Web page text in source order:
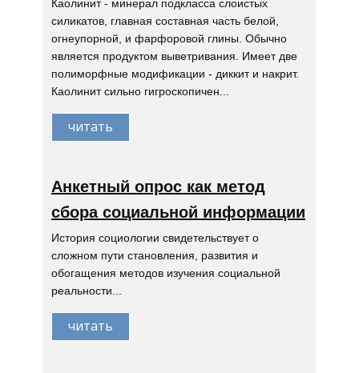
Каолинит - минерал подкласса слоистых
силикатов, главная составная часть белой,
огнеупорной, и фарфоровой глины. Обычно
является продуктом выветривания. Имеет две
полиморфные модификации - диккит и накрит.
Каолинит сильно гигроскопичен...
читать
Анкетный опрос как метод
сбора социальной информации
История социологии свидетельствует о
сложном пути становления, развития и
обогащения методов изучения социальной
реальности...
читать